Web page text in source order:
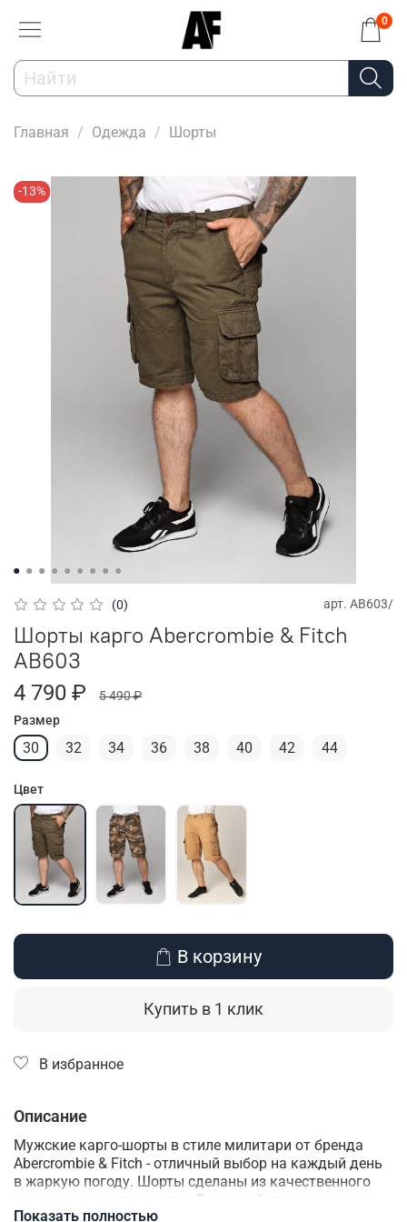
0
Главная Одежда Шорты
-13%
(0) арт. AB603/
Шорты карго Abercrombie & Fitch
AB603
4 790 ₽
5 490 ₽
Размер
30 32 34 36 38 40 42 44
Цвет
В корзину
Купить в 1 клик
В избранное
Описание
Мужские карго-шорты в стиле милитари от бренда
Abercrombie & Fitch - отличный выбор на каждый день
в жаркую погоду. Шорты сделаны из качественного
гипоаллергенного хлопка. В них не будет жарко или
холодно, они прекрасно дышат, быстро сохнут и почти
Показать полностью